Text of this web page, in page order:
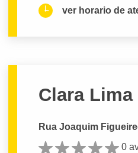
ver horario de
Clara
Rua Joaquim
0